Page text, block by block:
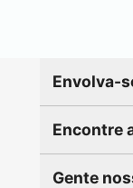
Envolva-
Encontre
Gente